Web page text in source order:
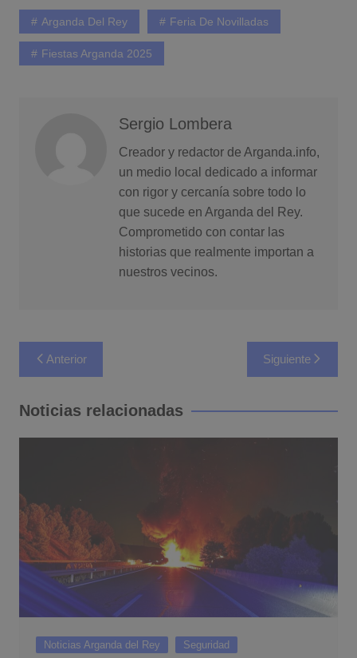
Arganda Del Rey Feria De Novilladas
Fiestas Arganda 2025
Sergio Lombera
Creador y redactor de Arganda.info,
un medio local dedicado a informar
con rigor y cercanía sobre todo lo
que sucede en Arganda del Rey.
Comprometido con contar las
historias que realmente importan a
nuestros vecinos.
Navegación
de
entradas
Anterior Siguiente
Noticias relacionadas
Noticias Arganda del Rey Seguridad